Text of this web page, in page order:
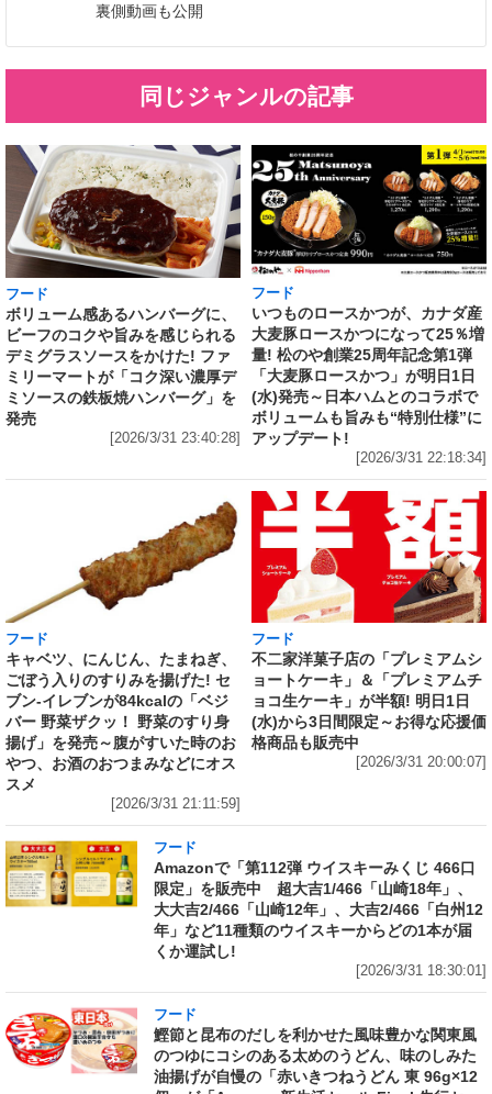
裏側動画も公開
同じジャンルの記事
フード
ボリューム感あるハンバーグに、
ビーフのコクや旨みを感じられる
デミグラスソースをかけた! ファ
ミリーマートが「コク深い濃厚デ
ミソースの鉄板焼ハンバーグ」を
発売
[2026/3/31 23:40:28]
フード
いつものロースかつが、カナダ産
大麦豚ロースかつになって25％増
量! 松のや創業25周年記念第1弾
「大麦豚ロースかつ」が明日1日
(水)発売～日本ハムとのコラボで
ボリュームも旨みも“特別仕様”に
アップデート!
[2026/3/31 22:18:34]
フード
キャベツ、にんじん、たまねぎ、
ごぼう入りのすりみを揚げた! セ
ブン‐イレブンが84kcalの「ベジ
バー 野菜ザクッ！ 野菜のすり身
揚げ」を発売～腹がすいた時のお
やつ、お酒のおつまみなどにオス
スメ
[2026/3/31 21:11:59]
フード
不二家洋菓子店の「プレミアムシ
ョートケーキ」＆「プレミアムチ
ョコ生ケーキ」が半額! 明日1日
(水)から3日間限定～お得な応援価
格商品も販売中
[2026/3/31 20:00:07]
フード
Amazonで「第112弾 ウイスキーみくじ 466口
限定」を販売中 超大吉1/466「山崎18年」、
大大吉2/466「山崎12年」、大吉2/466「白州12
年」など11種類のウイスキーからどの1本が届
くか運試し!
[2026/3/31 18:30:01]
フード
鰹節と昆布のだしを利かせた風味豊かな関東風
のつゆにコシのある太めのうどん、味のしみた
油揚げが自慢の「赤いきつねうどん 東 96g×12